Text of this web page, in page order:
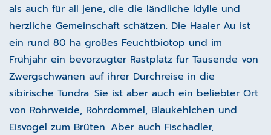
als auch für all jene, die die ländliche Idylle und
herzliche Gemeinschaft schätzen. Die Haaler Au ist
ein rund 80 ha großes Feuchtbiotop und im
Frühjahr ein bevorzugter Rastplatz für Tausende von
Zwergschwänen auf ihrer Durchreise in die
sibirische Tundra. Sie ist aber auch ein beliebter Ort
von Rohrweide, Rohrdommel, Blaukehlchen und
Eisvogel zum Brüten. Aber auch Fischadler,